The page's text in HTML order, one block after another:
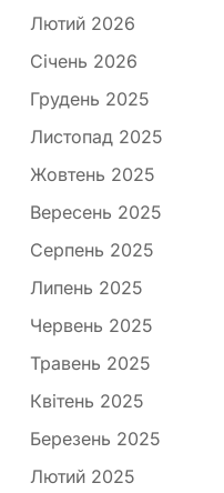
Лютий 2026
Січень 2026
Грудень 2025
Листопад 2025
Жовтень 2025
Вересень 2025
Серпень 2025
Липень 2025
Червень 2025
Травень 2025
Квітень 2025
Березень 2025
Лютий 2025